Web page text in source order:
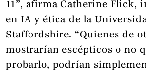
11”, afirma Catherine Flick,
en IA y ética de la
Staffordshire. “Quienes de
mostrarían escépticos o no
probarlo, podrían